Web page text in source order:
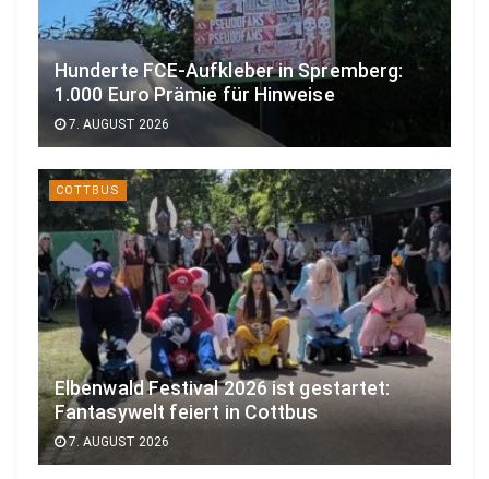
Hunderte FCE-Aufkleber in Spremberg:
1.000 Euro Prämie für Hinweise
7. AUGUST 2026
COTTBUS
Elbenwald Festival 2026 ist gestartet:
Fantasywelt feiert in Cottbus
7. AUGUST 2026